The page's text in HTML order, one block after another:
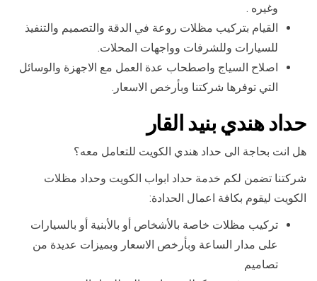
وغيره .
القيام بتركيب مظلات روعة في الدقة والتصميم والتنفيذ
للسيارات وللشرفات وواجهات المحلات.
اصلاح السياج واصطحاب عدة العمل مع الاجهزة والوسائل
التي توفرها شركتنا وبأرخص الاسعار.
حداد هندي بنيد القار
هل انت بحاجة الى حداد هندي الكويت للتعامل معه؟
شركتنا تضمن لكم خدمة حداد ابواب الكويت وحداد مظلات
الكويت ليقوم بكافة اعمال الحدادة:
تركيب مظلات خاصة بالأشخاص أو بالأبنية أو بالسيارات
على مدار الساعة وبأرخص الاسعار وبميزات عديدة من
تصاميم